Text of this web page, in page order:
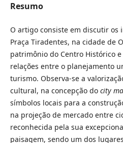
Resumo
O artigo consiste em discutir os
Praça Tiradentes, na cidade de
patrimônio do Centro Histórico
relações entre o planejamento
turismo. Observa-se a
cultural, na concepção do city
símbolos locais para a
na projeção de mercado entre
reconhecida pela sua
paisagem, sendo um dos